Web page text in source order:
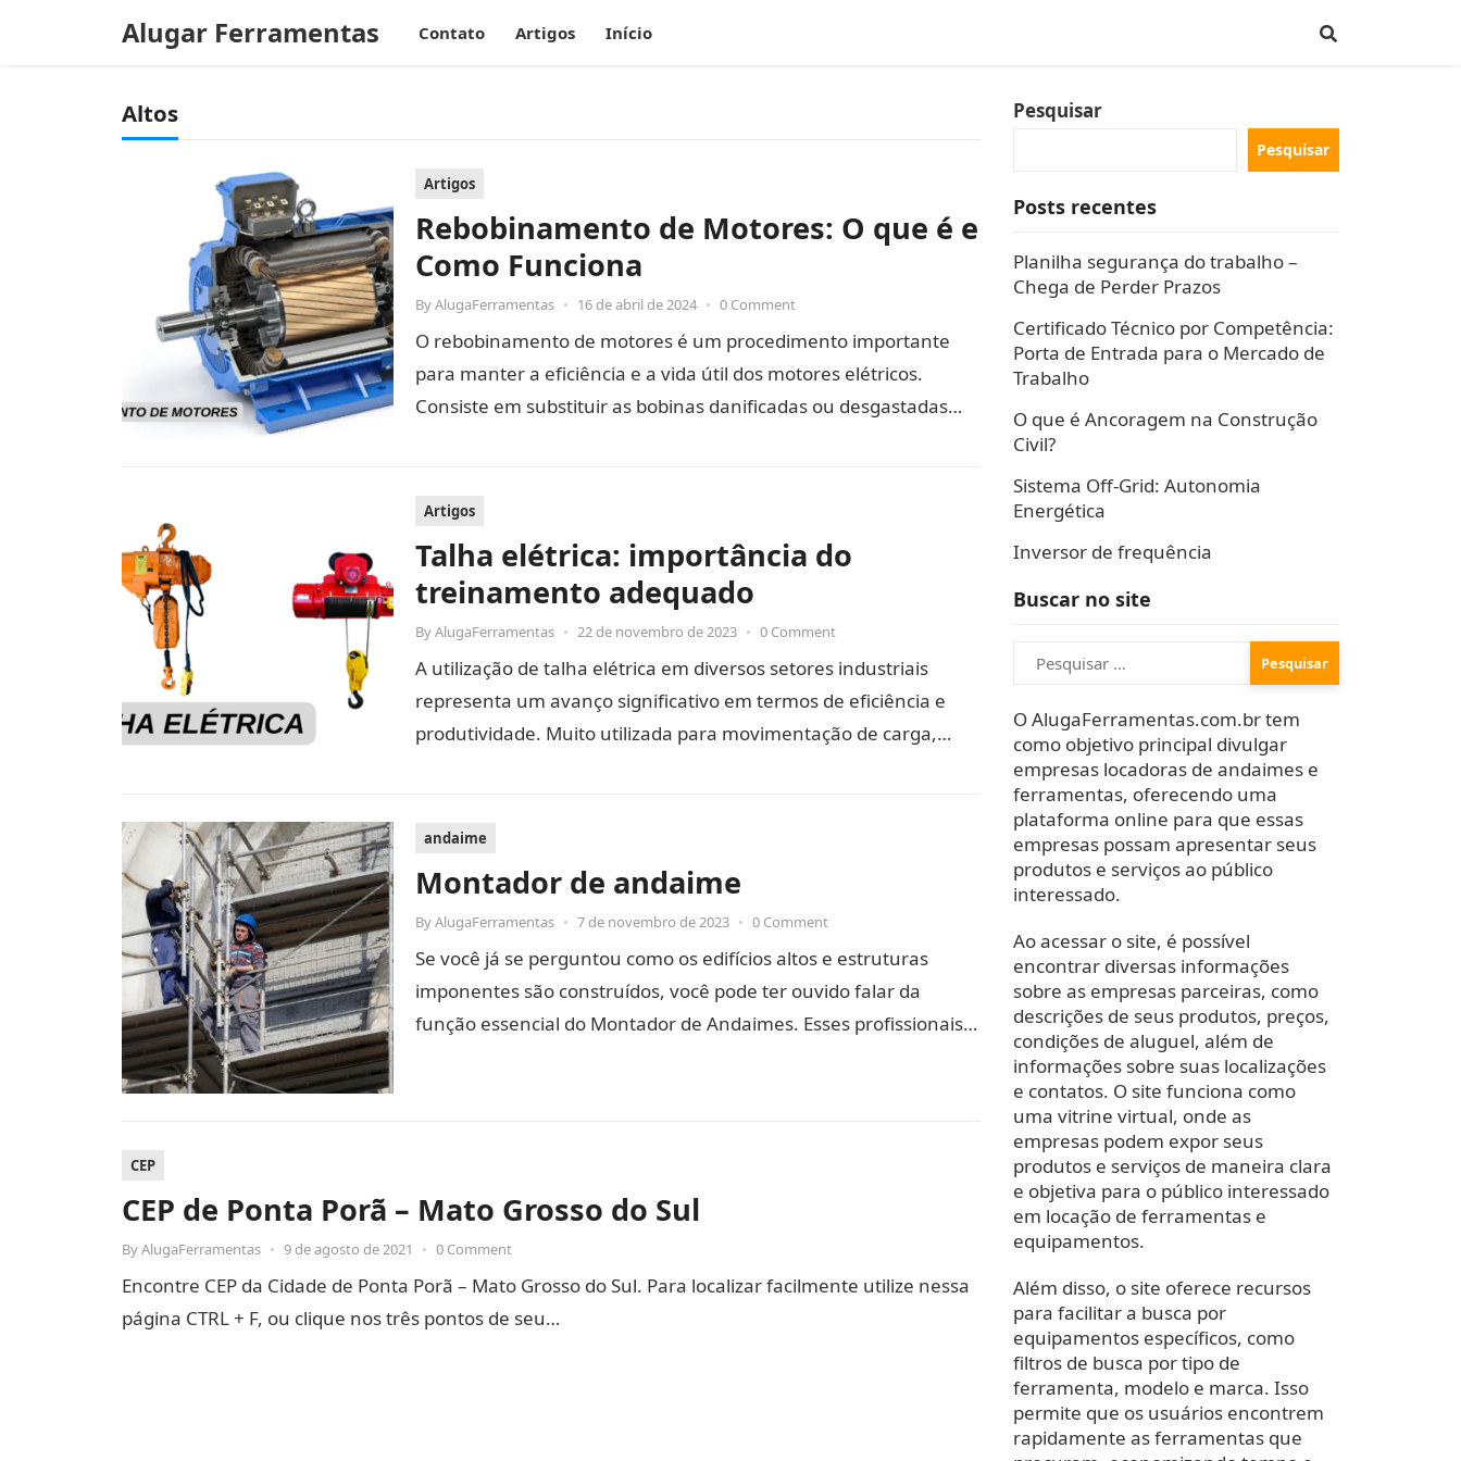
Alugar Ferramentas Contato Artigos Início
Altos
Artigos
Rebobinamento de Motores: O que é e
Como Funciona
ByAlugaFerramentas • 16 de abril de 2024 • 0 Comment
O rebobinamento de motores é um procedimento importante
para manter a eficiência e a vida útil dos motores elétricos.
Consiste em substituir as bobinas danificadas ou desgastadas
Artigos
Talha elétrica: importância do
treinamento adequado
ByAlugaFerramentas • 22 de novembro de 2023 • 0 Comment
A utilização de talha elétrica em diversos setores industriais
representa um avanço significativo em termos de eficiência e
produtividade. Muito utilizada para movimentação de carga,
andaime
Montador de andaime
ByAlugaFerramentas • 7 de novembro de 2023 • 0 Comment
Se você já se perguntou como os edifícios altos e estruturas
imponentes são construídos, você pode ter ouvido falar da
função essencial do Montador de Andaimes. Esses profissionais…
CEP
CEP de Ponta Porã – Mato Grosso do Sul
ByAlugaFerramentas • 9 de agosto de 2021 • 0 Comment
Encontre CEP da Cidade de Ponta Porã – Mato Grosso do Sul. Para localizar facilmente utilize nessa
página CTRL + F, ou clique nos três pontos de seu…
Pesquisar
Pesquisar
Posts recentes
Planilha segurança do trabalho –
Chega de Perder Prazos
Certificado Técnico por Competência:
Porta de Entrada para o Mercado de
Trabalho
O que é Ancoragem na Construção
Civil?
Sistema Off-Grid: Autonomia
Energética
Inversor de frequência
Buscar no site
Pesquisar
por:
O AlugaFerramentas.com.br tem
como objetivo principal divulgar
empresas locadoras de andaimes e
ferramentas, oferecendo uma
plataforma online para que essas
empresas possam apresentar seus
produtos e serviços ao público
interessado.
Ao acessar o site, é possível
encontrar diversas informações
sobre as empresas parceiras, como
descrições de seus produtos, preços,
condições de aluguel, além de
informações sobre suas localizações
e contatos. O site funciona como
uma vitrine virtual, onde as
empresas podem expor seus
produtos e serviços de maneira clara
e objetiva para o público interessado
em locação de ferramentas e
equipamentos.
Além disso, o site oferece recursos
para facilitar a busca por
equipamentos específicos, como
filtros de busca por tipo de
ferramenta, modelo e marca. Isso
permite que os usuários encontrem
rapidamente as ferramentas que